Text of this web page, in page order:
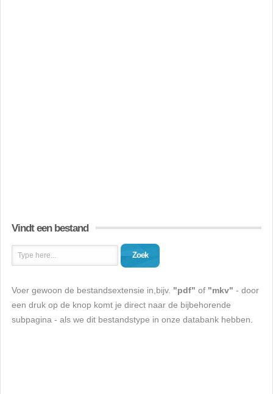
Vindt een bestand
Zoek
Voer gewoon de bestandsextensie in,bijv. "pdf" of "mkv" - door
een druk op de knop komt je direct naar de bijbehorende
subpagina - als we dit bestandstype in onze databank hebben.